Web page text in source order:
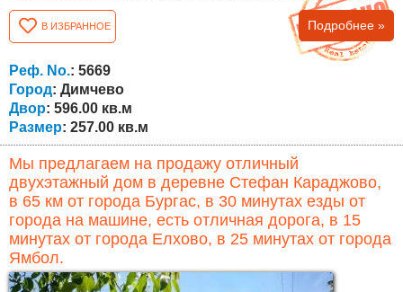
16. Дом имеет в общей сложности четыре спальни, две
ванные комнаты. Участок 596 м 2 . Отделочные работы
выполнены из качественных материалов по
европейским стандартам и с высококачественной
внешней теплоизоляцией. Кроме того, есть...
В ИЗБРАННОЕ Подробнее »
Реф. No.: 5669
Город: Димчево
Двор: 596.00 кв.м
Размер: 257.00 кв.м
Мы предлагаем на продажу отличный
двухэтажный дом в деревне Стефан Караджово,
в 65 км от города Бургас, в 30 минутах езды от
города на машине, есть отличная дорога, в 15
минутах от города Елхово, в 25 минутах от города
Ямбол.